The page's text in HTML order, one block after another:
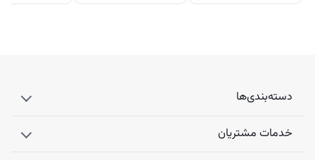
دسته‌بندی‌ها
خدمات مشتریان